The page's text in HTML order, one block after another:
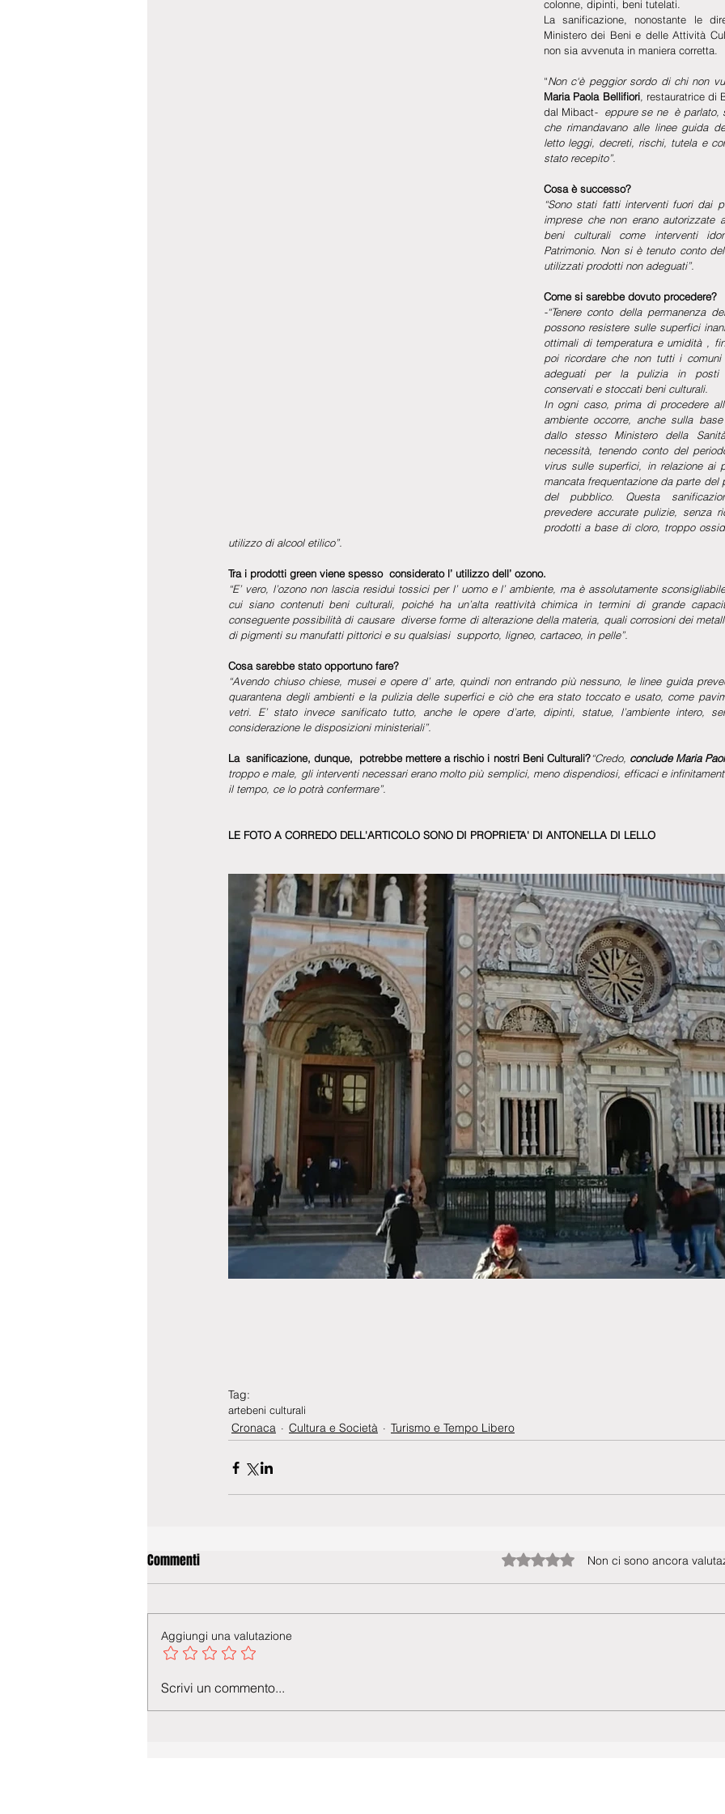
colonne, dipinti, beni tutelati.
La sanificazione, nonostante le
Ministero dei Beni e delle Attività
non sia avvenuta in maniera corretta.
“Non c‘è peggior sordo di chi non
Maria Paola Bellifiori, restauratrice di
dal Mibact-  eppure se ne  è parlato,
che rimandavano alle linee guida
letto leggi, decreti, rischi, tutela e
stato recepito”.
Cosa è successo?
“Sono stati fatti interventi fuori dai
imprese che non erano autorizzate
beni culturali come interventi
Patrimonio. Non si è tenuto conto
utilizzati prodotti non adeguati”.
Come si sarebbe dovuto procedere?
-“Tenere conto della permanenza
possono resistere sulle superfici
ottimali di temperatura e umidità ,
poi ricordare che non tutti i comuni
adeguati per la pulizia in posti
conservati e stoccati beni culturali.
In ogni caso, prima di procedere
ambiente occorre, anche sulla
dallo stesso Ministero della
necessità, tenendo conto del
virus sulle superfici, in relazione ai
mancata frequentazione da parte del
del pubblico. Questa
prevedere accurate pulizie, senza
prodotti a base di cloro, troppo
utilizzo di alcool etilico”.
Tra i prodotti green viene spesso  considerato l’ utilizzo dell’ ozono.
“E’ vero, l’ozono non lascia residui tossici per l’ uomo e l’ ambiente, ma è assolutamente
cui siano contenuti beni culturali, poiché ha un’alta reattività chimica in termini di grande
conseguente possibilità di causare  diverse forme di alterazione della materia, quali corrosioni dei
di pigmenti su manufatti pittorici e su qualsiasi  supporto, ligneo, cartaceo, in pelle”.
Cosa sarebbe stato opportuno fare?
“Avendo chiuso chiese, musei e opere d’ arte, quindi non entrando più nessuno, le linee guida
quarantena degli ambienti e la pulizia delle superfici e ciò che era stato toccato e usato, come
vetri. E’ stato invece sanificato tutto, anche le opere d’arte, dipinti, statue, l’ambiente intero,
considerazione le disposizioni ministeriali”.
La  sanificazione, dunque,  potrebbe mettere a rischio i nostri Beni Culturali?“Credo, conclude Maria
troppo e male, gli interventi necessari erano molto più semplici, meno dispendiosi, efficaci e
il tempo, ce lo potrà confermare”.
LE FOTO A CORREDO DELL'ARTICOLO SONO DI PROPRIETA' DI ANTONELLA DI LELLO
Tag:
artebeni culturali
Cronaca Cultura e Società Turismo e Tempo Libero
Commenti Valutazione 0 stelle su 5.Non ci sono ancora
Aggiungi una valutazione
Scrivi un commento...